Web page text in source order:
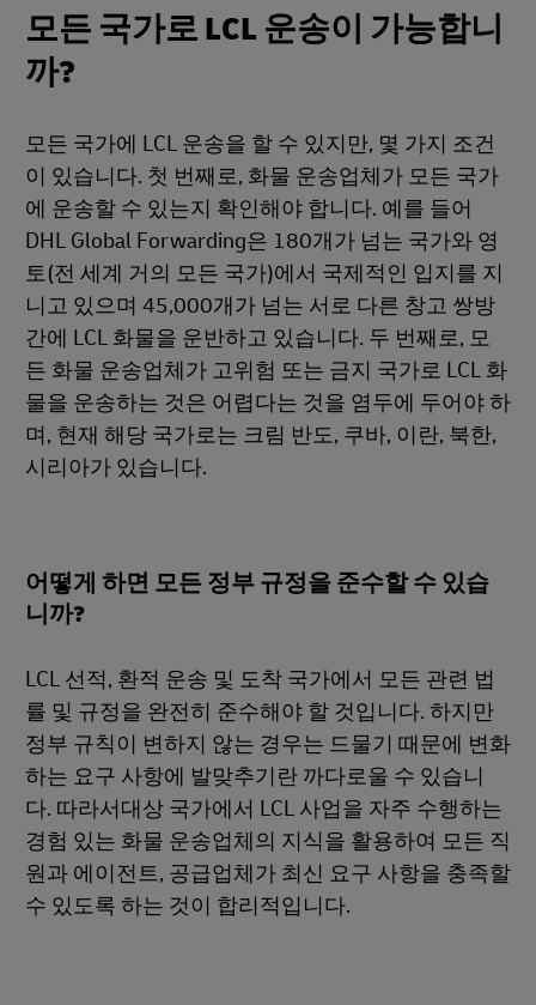
모든 국가로 LCL 운송이 가능합니
까?
모든 국가에 LCL 운송을 할 수 있지만, 몇 가지 조건
이 있습니다. 첫 번째로, 화물 운송업체가 모든 국가
에 운송할 수 있는지 확인해야 합니다. 예를 들어
DHL Global Forwarding은 180개가 넘는 국가와 영
토(전 세계 거의 모든 국가)에서 국제적인 입지를 지
니고 있으며 45,000개가 넘는 서로 다른 창고 쌍방
간에 LCL 화물을 운반하고 있습니다. 두 번째로, 모
든 화물 운송업체가 고위험 또는 금지 국가로 LCL 화
물을 운송하는 것은 어렵다는 것을 염두에 두어야 하
며, 현재 해당 국가로는 크림 반도, 쿠바, 이란, 북한,
시리아가 있습니다.
어떻게 하면 모든 정부 규정을 준수할 수 있습
니까?
LCL 선적, 환적 운송 및 도착 국가에서 모든 관련 법
률 및 규정을 완전히 준수해야 할 것입니다. 하지만
정부 규칙이 변하지 않는 경우는 드물기 때문에 변화
하는 요구 사항에 발맞추기란 까다로울 수 있습니
다. 따라서대상 국가에서 LCL 사업을 자주 수행하는
경험 있는 화물 운송업체의 지식을 활용하여 모든 직
원과 에이전트, 공급업체가 최신 요구 사항을 충족할
수 있도록 하는 것이 합리적입니다.